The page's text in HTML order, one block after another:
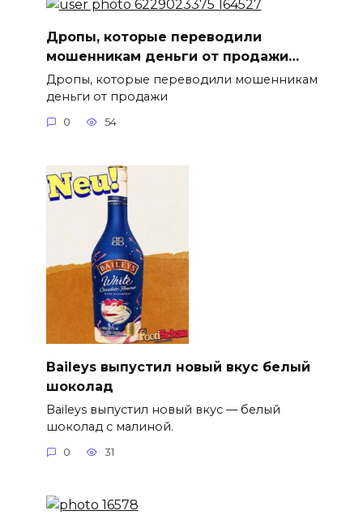
Дропы, которые переводили
мошенникам деньги от продажи…
Дропы, которые переводили мошенникам
деньги от продажи
0 54
Baileys выпустил новый вкус белый
шоколад
Baileys выпустил новый вкус — белый
шоколад с малиной.
0 31